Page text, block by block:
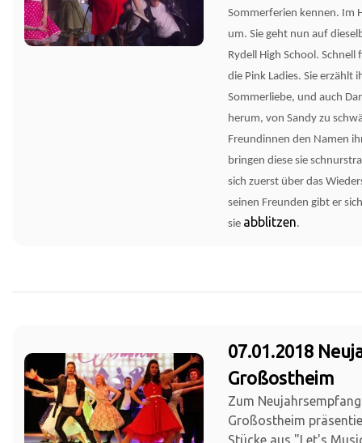
Sommerferien kennen. Im
um. Sie geht nun auf
Rydell High School.
die Pink Ladies. Sie erzählt
Sommerliebe, und auch
herum, von Sandy zu
Freundinnen den Namen
bringen diese sie
sich zuerst über das
seinen Freunden gibt er
sie abblitzen.
07.01.2018
Großostheim
Zum
Großostheim
Stücke aus "Let's